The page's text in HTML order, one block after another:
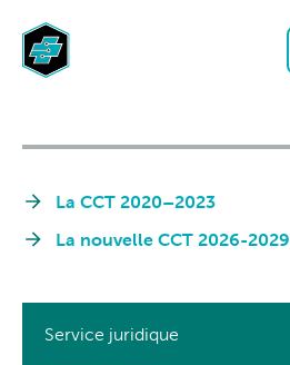
La CCT 2020–2023
La nouvelle CCT 2026-2029
Service juridique